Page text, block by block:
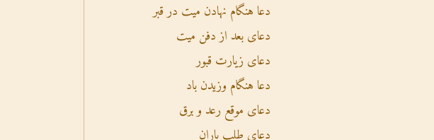
دعا هنگام نهادن میت در قبر
دعای بعد از دفن میت
دعای زیارت قبور
دعا هنگام وزیدن باد
دعای موقع رعد و برق
دعای طلب باران